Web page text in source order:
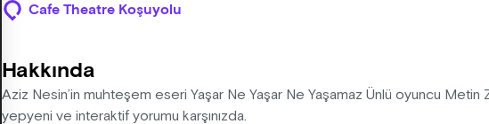
Cafe Theatre Koşuyolu
Hakkında
Aziz Nesin’in muhteşem eseri Yaşar Ne Yaşar Ne Yaşamaz Ünlü oyuncu Metin
yepyeni ve interaktif yorumu karşınızda.